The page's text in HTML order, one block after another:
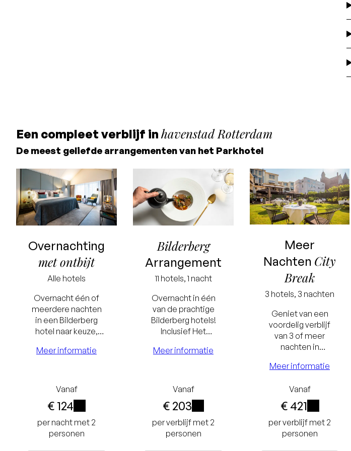
Een compleet verblijf in havenstad Rotterdam
De meest geliefde arrangementen van het Parkhotel
Overnachting
met ontbijt
Alle hotels
Overnacht één of
meerdere nachten
in een Bilderberg
hotel naar keuze,
Bilderberg Ontbijt.
Meer informatie
Vanaf
€ 124
i
Laagste
prijsgarantie
annuleren tot
24 uur voor
aankomst
per nacht met 2
personen
Bilderberg
Arrangement
11 hotels, 1 nacht
Overnacht in één
van de prachtige
Bilderberg hotels!
Inclusief Het
en een culinair diner.
Meer informatie
Vanaf
€ 203
i
Laagste
Gratis
annuleren tot
24 uur voor
per verblijf met 2
personen
Meer
Nachten City
Break
3 hotels, 3 nachten
Geniet van een
voordelig verblijf
van 3 of meer
nachten in
Amsterdam of
het verblijf, hoe
groter het voordeel.
Meer informatie
Vanaf
€ 421
i
Laagste
prijsgarantie
Gratis
annuleren tot
24 uur voor
per verblijf met 2
personen